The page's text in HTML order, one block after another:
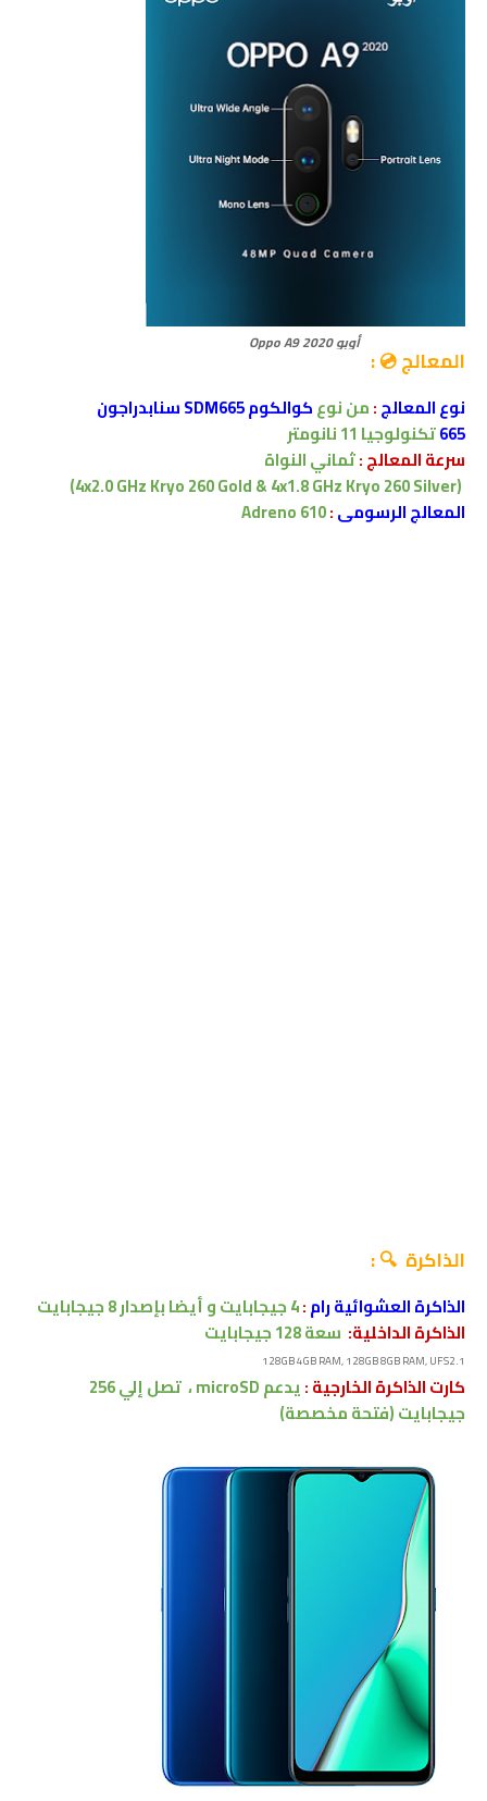
أوبو Oppo A9 2020
المعالج 💿 :
نوع المعالج:من نوعكوالكوم SDM665
سنابدراجون
665تكنولوجيا 11 نانومتر
سرعة المعالج :ثماني النواة
(4x2.0 GHz Kryo 260 Gold & 4x1.8 GHz Kryo 260 Silver)
المعالج الرسومى:
Adreno 610
الذاكرة 🔍 :
الذاكرة العشوائية رام:
4جيجابايت و أيضا بإصدار 8 جيجابايت
الذاكرة الداخلية: سعة 128 جيجابايت
128GB 4GB RAM, 128GB 8GB RAM, UFS2.1
كارت الذاكرة الخارجية :يدعمmicroSD ، تصل إلي256
جيجابايت(فتحة مخصصة)